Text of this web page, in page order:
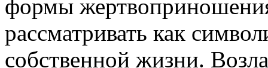
формы
рассматривать как
собственной жизни.